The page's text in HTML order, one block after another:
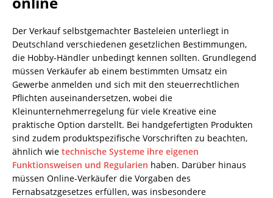
Der Verkauf selbstgemachter Basteleien unterliegt in
Deutschland verschiedenen gesetzlichen Bestimmungen,
die Hobby-Händler unbedingt kennen sollten. Grundlegend
müssen Verkäufer ab einem bestimmten Umsatz ein
Gewerbe anmelden und sich mit den steuerrechtlichen
Pflichten auseinandersetzen, wobei die
Kleinunternehmerregelung für viele Kreative eine
praktische Option darstellt. Bei handgefertigten Produkten
sind zudem produktspezifische Vorschriften zu beachten,
ähnlich wie technische Systeme ihre eigenen
Funktionsweisen und Regularien haben. Darüber hinaus
müssen Online-Verkäufer die Vorgaben des
Fernabsatzgesetzes erfüllen, was insbesondere